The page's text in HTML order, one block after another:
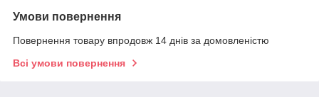
Умови повернення
Повернення товару впродовж 14 днів за домовленістю
Всі умови повернення